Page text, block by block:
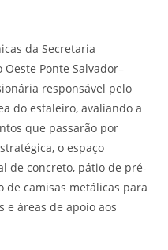
da Secretaria
Ponte Salvador–
responsável pelo
do estaleiro, avaliando a
que passarão por
o espaço
de concreto, pátio de pré-
de camisas metálicas para
e áreas de apoio aos